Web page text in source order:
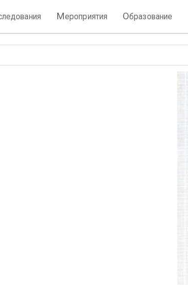
Мероприятия Образование